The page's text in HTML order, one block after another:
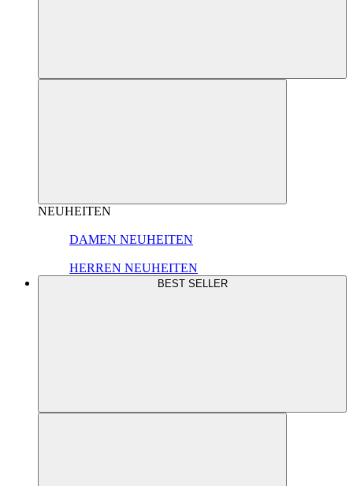
NEUHEITEN
DAMEN NEUHEITEN
HERREN NEUHEITEN
BEST SELLER